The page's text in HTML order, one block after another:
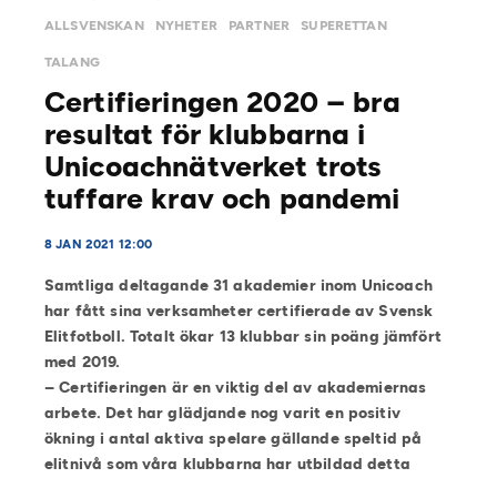
ALLSVENSKAN NYHETER PARTNER SUPERETTAN
TALANG
Certifieringen 2020 – bra
resultat för klubbarna i
Unicoachnätverket trots
tuffare krav och pandemi
8 JAN 2021 12:00
Samtliga deltagande 31 akademier inom Unicoach
har fått sina verksamheter certifierade av Svensk
Elitfotboll. Totalt ökar 13 klubbar sin poäng jämfört
med 2019.
– Certifieringen är en viktig del av akademiernas
arbete. Det har glädjande nog varit en positiv
ökning i antal aktiva spelare gällande speltid på
elitnivå som våra klubbarna har utbildad detta